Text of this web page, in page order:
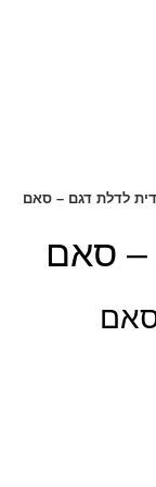
לדלת דגם – סאם
– סאם